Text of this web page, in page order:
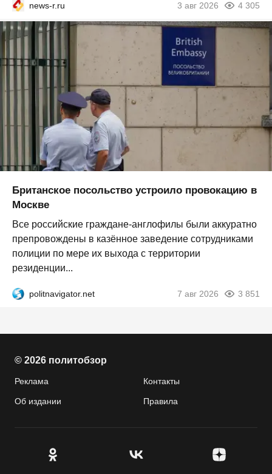
news-r.ru 3 авг 2026 4 305
Британское посольство устроило провокацию в
Москве
Все российские граждане-англофилы были аккуратно
препровождены в казённое заведение сотрудниками
полиции по мере их выхода с территории
резиденции...
politnavigator.net 7 авг 2026 3 851
© 2026 политобзор
Реклама Контакты
Об издании Правила